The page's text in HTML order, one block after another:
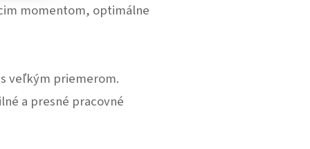
momentom, optimálne
veľkým priemerom.
a presné pracovné